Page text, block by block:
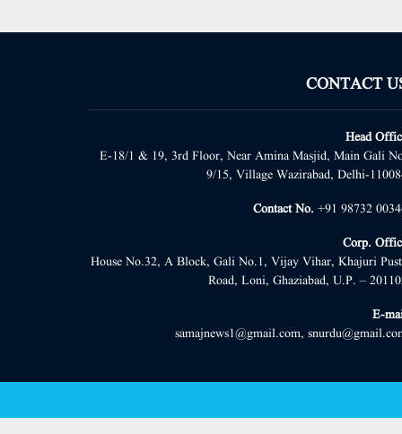
CONTACT
Head
E-18/1 & 19, 3rd Floor, Near Amina Masjid, Main Gali
9/15, Village Wazirabad, Delhi-
Contact No. +91 98732
Corp.
House No.32, A Block, Gali No.1, Vijay Vihar, Khajuri
Road, Loni, Ghaziabad, U.P. –
E-
samajnews1@gmail.com,